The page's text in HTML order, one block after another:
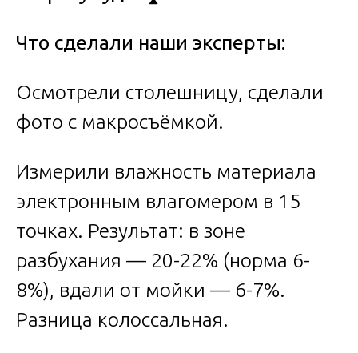
Что сделали наши эксперты:
Осмотрели столешницу, сделали
фото с макросъёмкой.
Измерили влажность материала
электронным влагомером в 15
точках. Результат: в зоне
разбухания — 20-22% (норма 6-
8%), вдали от мойки — 6-7%.
Разница колоссальная.